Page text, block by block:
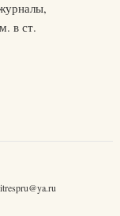
в ст.